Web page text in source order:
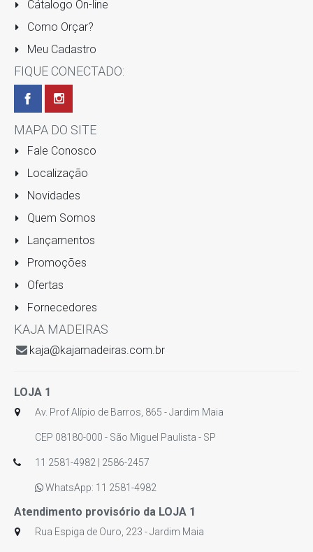
Cátalogo On-line
Como Orçar?
Meu Cadastro
FIQUE CONECTADO:
MAPA DO SITE
Fale Conosco
Localização
Novidades
Quem Somos
Lançamentos
Promoções
Ofertas
Fornecedores
KAJA MADEIRAS
kaja@kajamadeiras.com.br
LOJA 1
Av. Prof Alípio de Barros, 865 - Jardim Maia
CEP 08180-000 - São Miguel Paulista - SP
11 2581-4982 | 2586-2457
WhatsApp: 11 2581-4982
Atendimento provisório da LOJA 1
Rua Espiga de Ouro, 223 - Jardim Maia